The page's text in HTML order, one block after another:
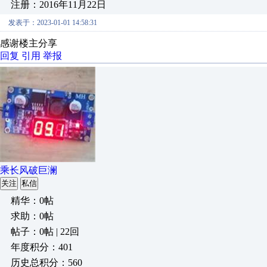
注册：2016年11月22日
发表于：2023-01-01 14:58:31
感谢楼主分享
回复 引用 举报
乘长风破巨澜
关注 私信
精华：0帖
求助：0帖
帖子：0帖 | 22回
年度积分：401
历史总积分：560